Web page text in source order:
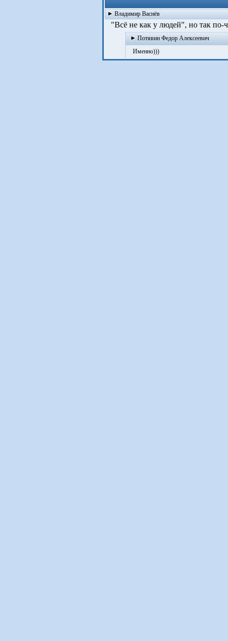
Владимир Васнёв
"Всё не как у людей", но так по-
Потявин Федор Алексеевич
Именно)))